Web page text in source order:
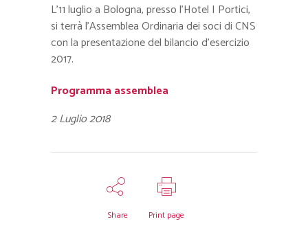
L’11 luglio a Bologna, presso l’Hotel I Portici,
si terrà l’Assemblea Ordinaria dei soci di CNS
con la presentazione del bilancio d’esercizio
2017.
Programma assemblea
2 Luglio 2018
Share Print page